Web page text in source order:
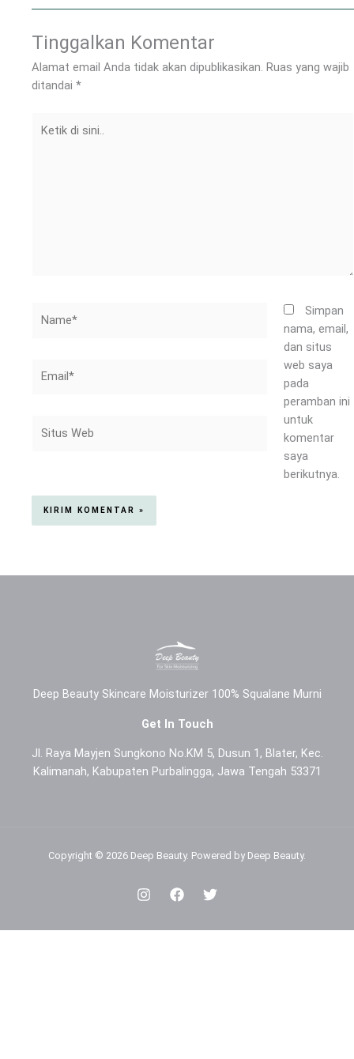
Tinggalkan Komentar
Alamat email Anda tidak akan dipublikasikan. Ruas yang wajib
ditandai *
Web
Simpan
nama, email,
dan situs
web saya
pada
peramban ini
untuk
komentar
saya
berikutnya.
Deep Beauty Skincare Moisturizer 100% Squalane Murni
Get In Touch
Jl. Raya Mayjen Sungkono No.KM 5, Dusun 1, Blater, Kec.
Kalimanah, Kabupaten Purbalingga, Jawa Tengah 53371
Copyright © 2026 Deep Beauty. Powered by Deep Beauty.